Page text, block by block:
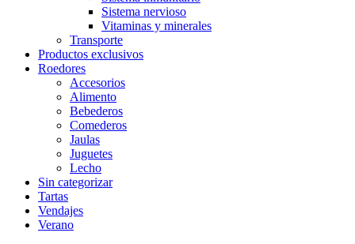
Sistema nervioso
Vitaminas y minerales
Transporte
Productos exclusivos
Roedores
Accesorios
Alimento
Bebederos
Comederos
Jaulas
Juguetes
Lecho
Sin categorizar
Tartas
Vendajes
Verano